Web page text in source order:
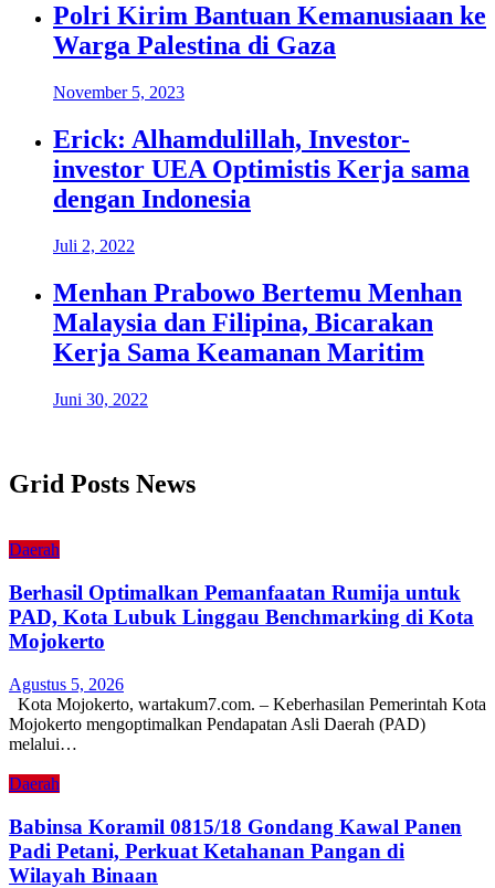
Polri Kirim Bantuan Kemanusiaan ke
Warga Palestina di Gaza
November 5, 2023
Erick: Alhamdulillah, Investor-
investor UEA Optimistis Kerja sama
dengan Indonesia
Juli 2, 2022
Menhan Prabowo Bertemu Menhan
Malaysia dan Filipina, Bicarakan
Kerja Sama Keamanan Maritim
Juni 30, 2022
Grid Posts News
Daerah
Berhasil Optimalkan Pemanfaatan Rumija untuk
PAD, Kota Lubuk Linggau Benchmarking di Kota
Mojokerto
Agustus 5, 2026
Kota Mojokerto, wartakum7.com. – Keberhasilan Pemerintah Kota
Mojokerto mengoptimalkan Pendapatan Asli Daerah (PAD)
melalui…
Daerah
Babinsa Koramil 0815/18 Gondang Kawal Panen
Padi Petani, Perkuat Ketahanan Pangan di
Wilayah Binaan